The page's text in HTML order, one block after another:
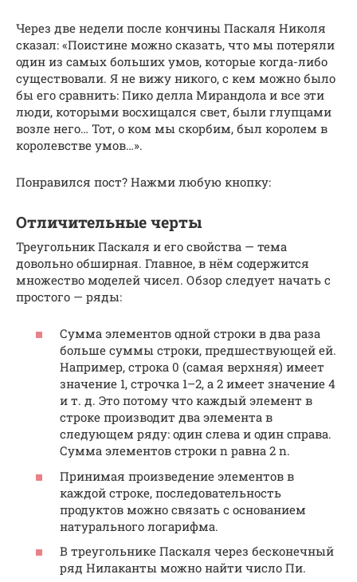
Через две недели после кончины Паскаля Николя
сказал: «Поистине можно сказать, что мы потеряли
один из самых больших умов, которые когда-либо
существовали. Я не вижу никого, с кем можно было
бы его сравнить: Пико делла Мирандола и все эти
люди, которыми восхищался свет, были глупцами
возле него… Тот, о ком мы скорбим, был королем в
королевстве умов…».
Понравился пост? Нажми любую кнопку:
Отличительные черты
Треугольник Паскаля и его свойства — тема
довольно обширная. Главное, в нём содержится
множество моделей чисел. Обзор следует начать с
простого — ряды:
Сумма элементов одной строки в два раза
больше суммы строки, предшествующей ей.
Например, строка 0 (самая верхняя) имеет
значение 1, строчка 1–2, а 2 имеет значение 4
и т. д. Это потому что каждый элемент в
строке производит два элемента в
следующем ряду: один слева и один справа.
Сумма элементов строки n равна 2 n.
Принимая произведение элементов в
каждой строке, последовательность
продуктов можно связать с основанием
натурального логарифма.
В треугольнике Паскаля через бесконечный
ряд Нилаканты можно найти число Пи.